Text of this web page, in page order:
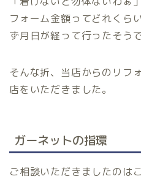
フォーム金額ってどれくら
ず月日が経って行ったそうで
そんな折、当店からのリフ
店をいただきました。
ガーネットの指環
ご相談いただきましたのは